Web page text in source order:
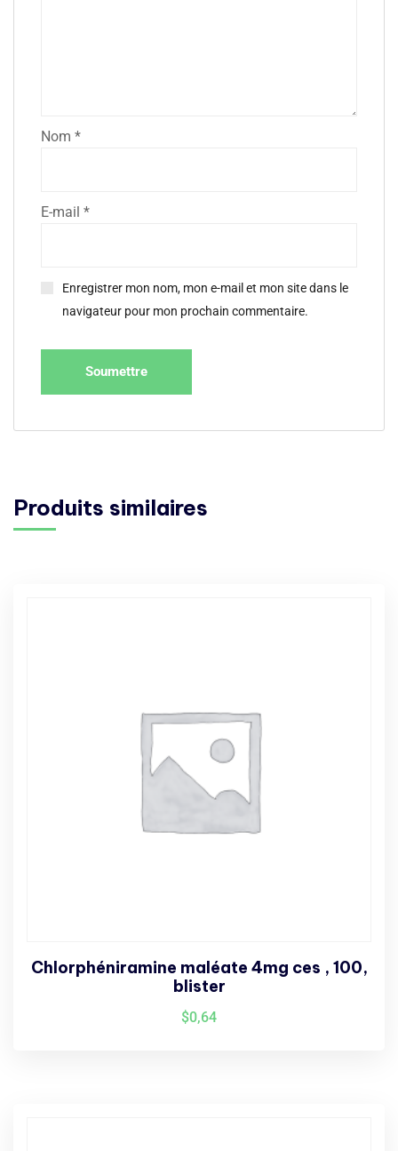
Nom *
E-mail *
Enregistrer mon nom, mon e-mail et mon site dans le
navigateur pour mon prochain commentaire.
Produits similaires
Chlorphéniramine maléate 4mg ces , 100,
blister
$0,64